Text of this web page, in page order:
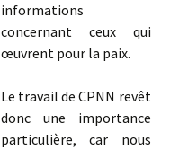
informations
concernant ceux qui
œuvrent pour la paix.
Le travail de CPNN revêt
donc une importance
particulière, car nous